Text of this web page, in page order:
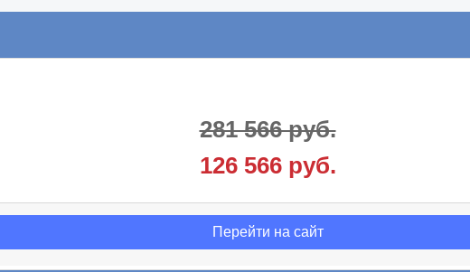
281 566 руб.
126 566 руб.
Перейти на сайт